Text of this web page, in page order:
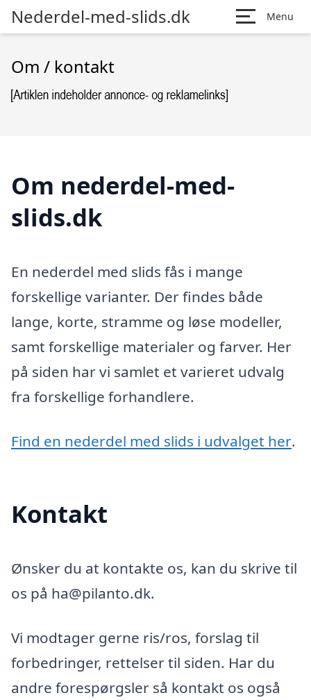
Nederdel-med-slids.dk Menu
Om / kontakt
Om nederdel-med-
slids.dk
En nederdel med slids fås i mange
forskellige varianter. Der findes både
lange, korte, stramme og løse modeller,
samt forskellige materialer og farver. Her
på siden har vi samlet et varieret udvalg
fra forskellige forhandlere.
Find en nederdel med slids i udvalget her.
Kontakt
Ønsker du at kontakte os, kan du skrive til
os på ha@pilanto.dk.
Vi modtager gerne ris/ros, forslag til
forbedringer, rettelser til siden. Har du
andre forespørgsler så kontakt os også